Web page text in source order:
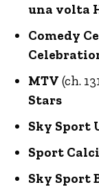
una volta
Comedy
MTV (ch.
Stars
Sky Sport
Sport
Sky Sport